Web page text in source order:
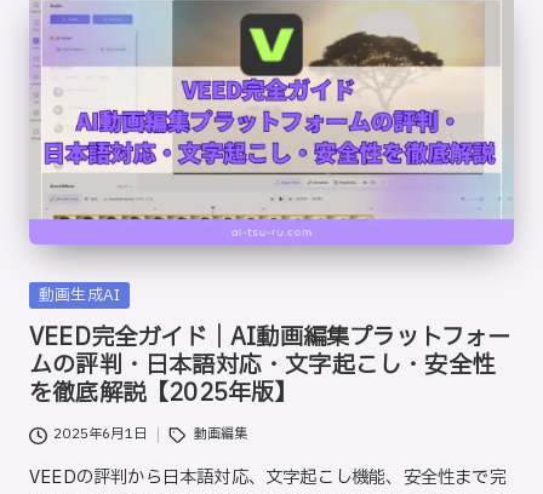
Posted
in
動画生成AI
VEED完全ガイド｜AI動画編集プラットフォー
ムの評判・日本語対応・文字起こし・安全性
を徹底解説【2025年版】
2025年6月1日
Tags: 動画編集
VEEDの評判から日本語対応、文字起こし機能、安全性まで完